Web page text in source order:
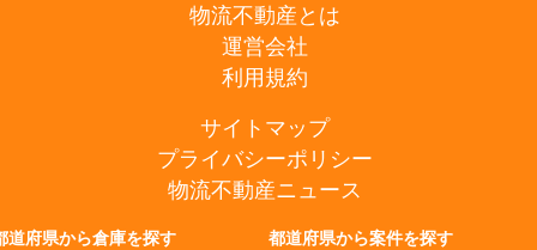
物流不動産とは
運営会社
利用規約
サイトマップ
プライバシーポリシー
物流不動産ニュース
道府県から倉庫を探す
都道府県から案件を探す